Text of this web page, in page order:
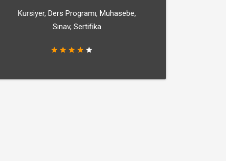
Kursiyer, Ders Programı, Muhasebe,
Sınav, Sertifika